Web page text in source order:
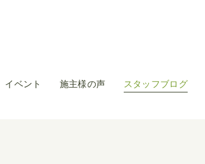
イベント 施主様の声 スタッフブログ